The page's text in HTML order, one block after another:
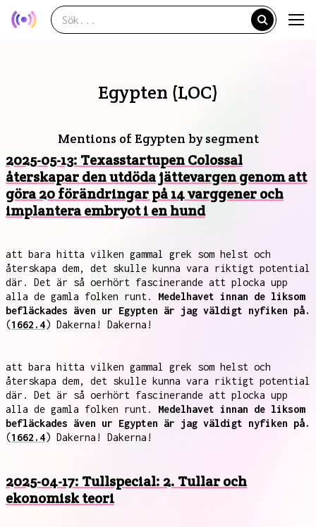
Egypten (LOC)
Mentions of Egypten by segment
2025-05-13: Texasstartupen Colossal
återskapar den utdöda jättevargen genom att
göra 20 förändringar på 14 varggener och
implantera embryot i en hund
att bara hitta vilken gammal grek som helst och
återskapa dem, det skulle kunna vara riktigt potential
där. Det är så oerhört fascinerande att plocka upp
alla de gamla folken runt. Medelhavet innan de liksom
befläckades även ur Egypten är jag väldigt nyfiken på.
(1662.4) Dakerna! Dakerna!
att bara hitta vilken gammal grek som helst och
återskapa dem, det skulle kunna vara riktigt potential
där. Det är så oerhört fascinerande att plocka upp
alla de gamla folken runt. Medelhavet innan de liksom
befläckades även ur Egypten är jag väldigt nyfiken på.
(1662.4) Dakerna! Dakerna!
2025-04-17: Tullspecial: 2. Tullar och
ekonomisk teori